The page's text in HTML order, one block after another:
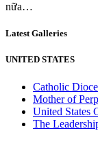
nữa…
Latest Galleries
UNITED STATES
Catholic
Mother of
United States
The